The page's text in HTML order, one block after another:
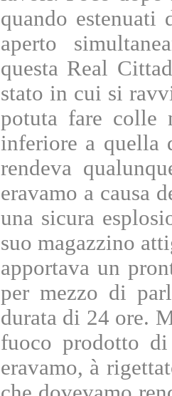
quando
aperto
questa Real
stato in cui si
potuta fare colle
inferiore a quella
rendeva
eravamo a causa
una sicura
suo magazzino
apportava un
per mezzo di
durata di 24 ore.
fuoco prodotto
eravamo, à